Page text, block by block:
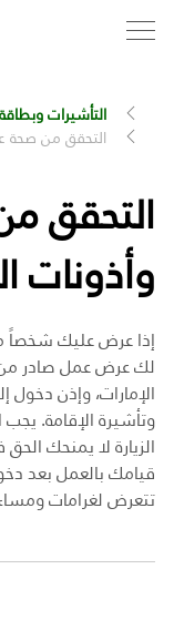
التأشيرات
التحقق من صحة
التحقق
وأذونات
إذا عرض عليك شخصاً
لك عرض عمل صادر من
الإمارات، وإذن دخول
وتأشيرة الإقامة.
الزيارة لا يمنحك
قيامك بالعمل بعد
تتعرض لغرامات